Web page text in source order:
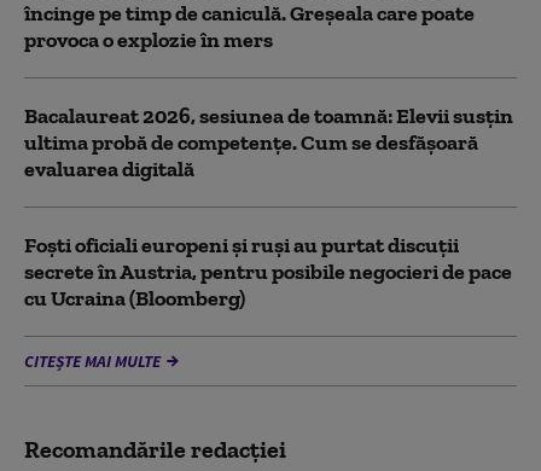
încinge pe timp de caniculă. Greșeala care poate
provoca o explozie în mers
Bacalaureat 2026, sesiunea de toamnă: Elevii susțin
ultima probă de competențe. Cum se desfășoară
evaluarea digitală
Foști oficiali europeni și ruși au purtat discuții
secrete în Austria, pentru posibile negocieri de pace
cu Ucraina (Bloomberg)
CITEȘTE MAI MULTE
Recomandările redacţiei